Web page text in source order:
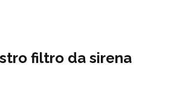
filtro da sirena